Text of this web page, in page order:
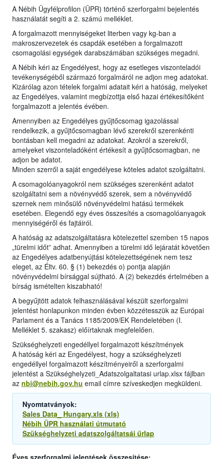
A Nébih Ügyfélprofilon (ÜPR) történő szerforgalmi bejelentés
használatát segíti a 2. számú melléklet.
A forgalmazott mennyiségeket literben vagy kg-ban a
makroszervezetek és csapdák esetében a forgalmazott
csomagolási egységek darabszámában szükséges megadni.
A Nébih kéri az Engedélyest, hogy az esetleges viszonteladói
tevékenységéből származó forgalmáról ne adjon meg adatokat.
Kizárólag azon tételek forgalmi adatait kéri a hatóság, melyeket
az Engedélyes, valamint megbízottja első hazai értékesítőként
forgalmazott a jelentés évében.
Amennyiben az Engedélyes gyűjtőcsomag igazolással
rendelkezik, a gyűjtőcsomagban lévő szerekről szerenkénti
bontásban kell megadni az adatokat. Azokról a szerekről,
amelyeket viszonteladóként értékesít a gyűjtőcsomagban, ne
adjon be adatot.
Minden szerről a saját engedélyese köteles adatot szolgáltatni.
A csomagolóanyagokról nem szükséges szerenként adatot
szolgáltatni sem a növényvédő szerek, sem a növényvédő
szernek nem minősülő növényvédelmi hatású termékek
esetében. Elegendő egy éves összesítés a csomagolóanyagok
mennyiségéről és fajtáiról.
A hatóság az adatszolgáltatásra kötelezettel szemben 15 napos
„türelmi időt” adhat. Amennyiben a türelmi idő lejáratát követően
az Engedélyes adatbenyújtási kötelezettségének nem tesz
eleget, az Éltv. 60. § (1) bekezdés o) pontja alapján
növényvédelmi bírsággal sújtható. A (2) bekezdés értelmében a
bírság ismételten kiszabható!
A begyűjtött adatok felhasználásával készült szerforgalmi
jelentést honlapunkon minden évben közzétesszük az Európai
Parlament és a Tanács 1185/2009/EK Rendeletében (I.
Melléklet 5. szakasz) előírtaknak megfelelően.
Szükséghelyzeti engedéllyel forgalmazott készítmények
A hatóság kéri az Engedélyest, hogy a szükséghelyzeti
engedéllyel forgalmazott készítményeiről a szerforgalmi
jelentést a Szükséghelyzeti_Adatszolgaltatasi urlap.xlsx fájlban
az nbi@nebih.gov.hu email címre szíveskedjen megküldeni.
Nyomtatványok:
Sales Data_ Hungary.xls (xls)
Nébih ÜPR használati útmutató
Szükséghelyzeti adatszolgáltatsái űrlap